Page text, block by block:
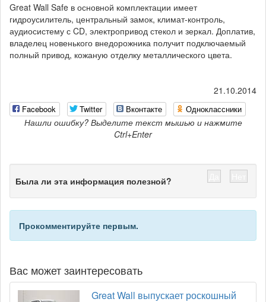
Great Wall Safe в основной комплектации имеет
гидроусилитель, центральный замок, климат-контроль,
аудиосистему с CD, электропривод стекол и зеркал. Доплатив,
владелец новенького внедорожника получит подключаемый
полный привод, кожаную отделку металлического цвета.
21.10.2014
Facebook Twitter Вконтакте Одноклассники
Нашли ошибку? Выделите текст мышью и нажмите
Ctrl+Enter
Была ли эта информация полезной?
Прокомментируйте первым.
Вас может заинтересовать
Great Wall выпускает роскошный